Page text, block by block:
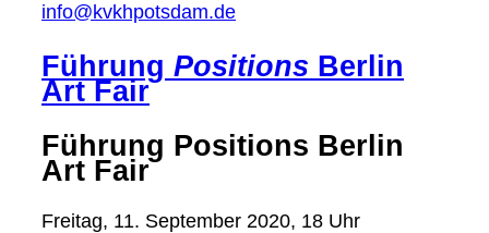
info@kvkhpotsdam.de
Führung Positions Berlin
Art Fair
Führung Positions Berlin
Art Fair
Freitag, 11. September 2020, 18 Uhr